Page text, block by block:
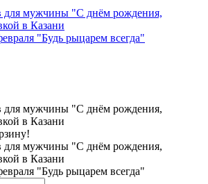
"Будь рыцарем всегда"
"Будь рыцарем всегда"